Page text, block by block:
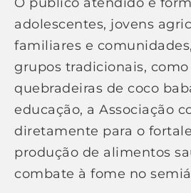
adolescentes, jovens
familiares e
grupos tradicionais,
quebradeiras de coco
educação, a Associação
diretamente para o
produção de alimentos
combate à fome no